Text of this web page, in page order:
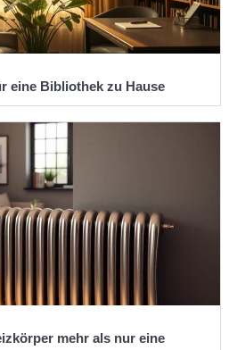
eine Bibliothek zu Hause
mehr als nur eine